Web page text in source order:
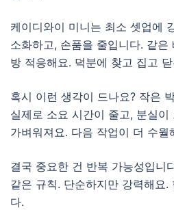
케이디와이 미니는 최소 셋업에
소화하고, 손품을 줄입니다. 같
방 적응해요. 덕분에 찾고 집고
혹시 이런 생각이 드나요? 작은
실제로 소요 시간이 줄고, 분실
가벼워져요. 다음 작업이 더 수월
결국 중요한 건 반복 가능성입니
같은 규칙. 단순하지만 강력해요.
다.